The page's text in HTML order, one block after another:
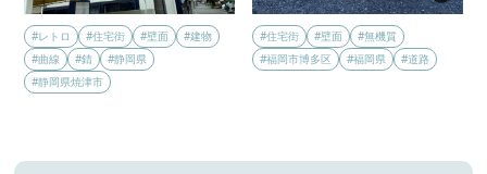
#レトロ #住宅街 #壁面
#建物
#曲線
#錆
#静岡県
#静岡県焼津市
#住宅街 #壁面
#無機質
#福岡市博多区
#福岡県 #道路